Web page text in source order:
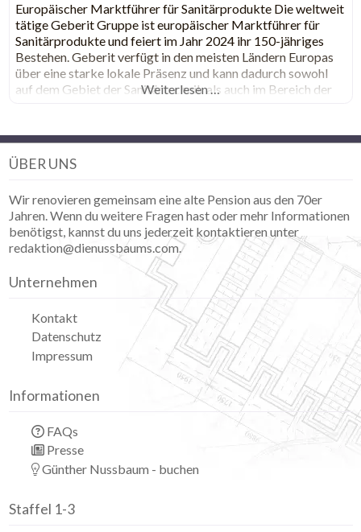
Europäischer Marktführer für Sanitärprodukte Die weltweit
tätige Geberit Gruppe ist europäischer Marktführer für
Sanitärprodukte und feiert im Jahr 2024 ihr 150-jähriges
Bestehen. Geberit verfügt in den meisten Ländern Europas
über eine starke lokale Präsenz und kann dadurch sowohl
auf dem Gebiet der Sanitärtechnik als auch im Bereich der
davon 4 in
Weiterlesen …
ÜBER UNS
Wir renovieren gemeinsam eine alte Pension aus den 70er
Jahren. Wenn du weitere Fragen hast oder mehr Informationen
benötigst, kannst du uns jederzeit kontaktieren unter
redaktion@dienussbaums.com.
Unternehmen
Kontakt
Datenschutz
Impressum
Informationen
FAQs
Presse
Günther Nussbaum - buchen
Staffel 1-3